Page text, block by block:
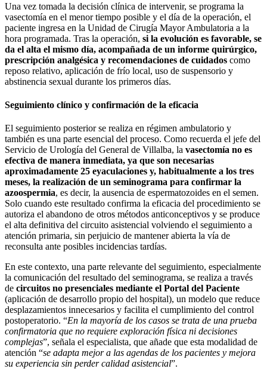
Una vez tomada la decisión clínica de intervenir, se programa la
vasectomía en el menor tiempo posible y el día de la operación, el
paciente ingresa en la Unidad de Cirugía Mayor Ambulatoria a la
hora programada. Tras la operación, si la evolución es favorable, se
da el alta el mismo día, acompañada de un informe quirúrgico,
prescripción analgésica y recomendaciones de cuidados como
reposo relativo, aplicación de frío local, uso de suspensorio y
abstinencia sexual durante los primeros días.
Seguimiento clínico y confirmación de la eficacia
El seguimiento posterior se realiza en régimen ambulatorio y
también es una parte esencial del proceso. Como recuerda el jefe del
Servicio de Urología del General de Villalba, la vasectomía no es
efectiva de manera inmediata, ya que son necesarias
aproximadamente 25 eyaculaciones y, habitualmente a los tres
meses, la realización de un seminograma para confirmar la
azoospermia, es decir, la ausencia de espermatozoides en el semen.
Solo cuando este resultado confirma la eficacia del procedimiento se
autoriza el abandono de otros métodos anticonceptivos y se produce
el alta definitiva del circuito asistencial volviendo el seguimiento a
atención primaria, sin perjuicio de mantener abierta la vía de
reconsulta ante posibles incidencias tardías.
En este contexto, una parte relevante del seguimiento, especialmente
la comunicación del resultado del seminograma, se realiza a través
de circuitos no presenciales mediante el Portal del Paciente
(aplicación de desarrollo propio del hospital), un modelo que reduce
desplazamientos innecesarios y facilita el cumplimiento del control
postoperatorio. “En la mayoría de los casos se trata de una prueba
confirmatoria que no requiere exploración física ni decisiones
complejas”, señala el especialista, que añade que esta modalidad de
atención “se adapta mejor a las agendas de los pacientes y mejora
su experiencia sin perder calidad asistencial”.